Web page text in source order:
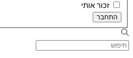
זכור אותי
התחבר